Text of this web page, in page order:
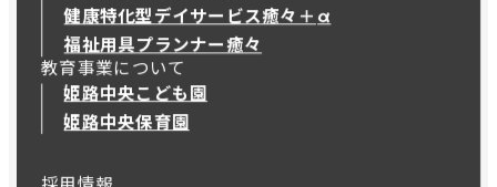
健康特化型デイサービス癒々＋ α
健康特化型デイサービス癒々＋
福祉用具プランナー癒々
教育事業について
姫路中央こども園
姫路中央保育園